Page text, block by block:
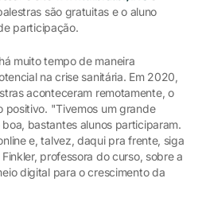
são gratuitas e o aluno
participação.
muito tempo de maneira
na crise sanitária. Em 2020,
aconteceram remotamente, o
positivo. "Tivemos um grande
bastantes alunos participaram.
e, talvez, daqui pra frente, siga
professora do curso, sobre a
digital para o crescimento da